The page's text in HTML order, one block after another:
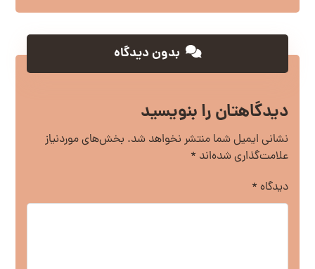
بدون دیدگاه
دیدگاهتان را بنویسید
نشانی ایمیل شما منتشر نخواهد شد. بخش‌های موردنیاز
علامت‌گذاری شده‌اند *
دیدگاه *